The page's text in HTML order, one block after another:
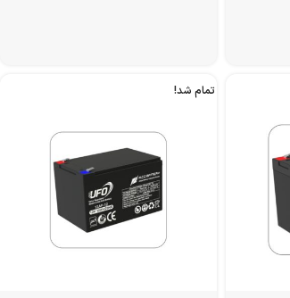
تمام شد!